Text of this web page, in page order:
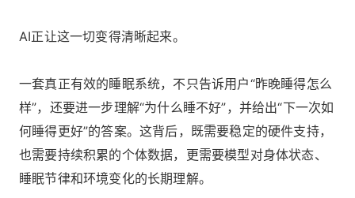
AI正让这一切变得清晰起来。
一套真正有效的睡眠系统，不只告诉用户“昨晚睡得怎么
样”，还要进一步理解“为什么睡不好”，并给出“下一次如
何睡得更好”的答案。这背后，既需要稳定的硬件支持，
也需要持续积累的个体数据，更需要模型对身体状态、
睡眠节律和环境变化的长期理解。